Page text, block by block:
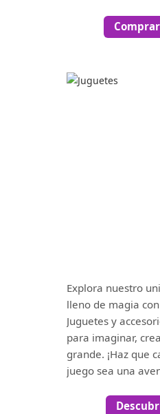
Explora nuestro
lleno de magia
Juguetes y
para imaginar,
grande. ¡Haz que
juego sea una